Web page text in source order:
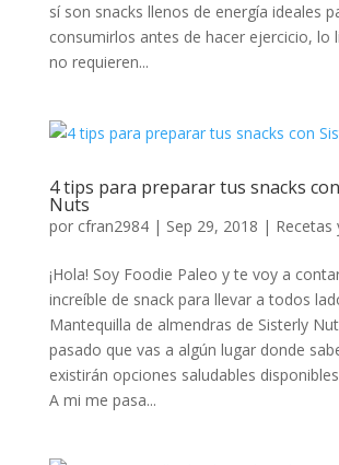
sí son snacks llenos de energía ideales
consumirlos antes de hacer ejercicio, lo
no requieren...
4 tips para preparar tus snacks
Nuts
por cfran2984| Sep 29, 2018 | Recetas
¡Hola! Soy Foodie Paleo y te voy a
increíble de snack para llevar a todos
Mantequilla de almendras de Sisterly
pasado que vas a algún lugar donde
existirán opciones saludables
A mi me pasa...